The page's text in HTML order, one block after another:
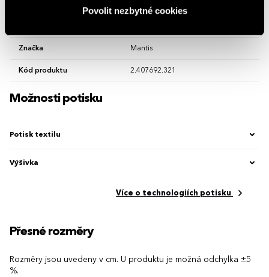
Povolit nezbytné cookies
Značka Mantis
Kód produktu 2.407692.321
Možnosti potisku
Potisk textilu
Výšivka
Více o technologiích potisku
Přesné rozměry
Rozměry jsou uvedeny v cm. U produktu je možná odchylka ±5
%.